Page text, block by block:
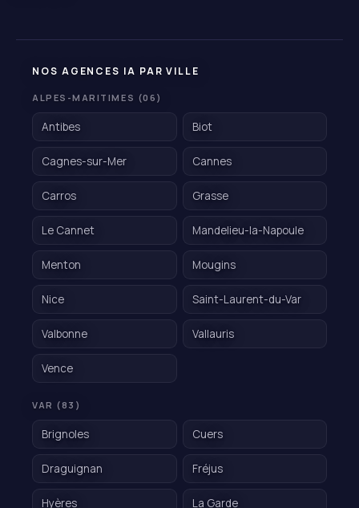
NOS AGENCES IA PAR VILLE
ALPES-MARITIMES (06)
Antibes Biot
Cagnes-sur-Mer Cannes
Carros Grasse
Le Cannet Mandelieu-la-Napoule
Menton Mougins
Nice Saint-Laurent-du-Var
Valbonne Vallauris
Vence
VAR (83)
Brignoles Cuers
Draguignan Fréjus
Hyères La Garde